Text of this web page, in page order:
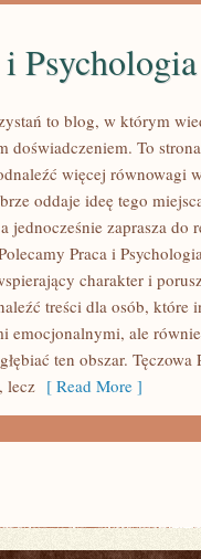
i
to blog, w którym
doświadczeniem. To
więcej równowagi
oddaje ideę tego
jednocześnie zaprasza
Praca i
charakter i
treści dla osób, które
emocjonalnymi, ale
ten obszar.
lecz [ Read More ]